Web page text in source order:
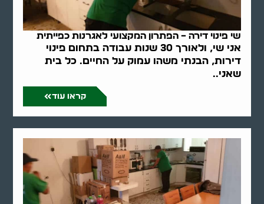
שי פינוי דירה – הפתרון המקצועי לאגרנות כפייתית
אני שי, ולאורך 30 שנות עבודה בתחום פינוי
דירות, הבנתי משהו עמוק על החיים. כל בית
שאני..
קראו עוד